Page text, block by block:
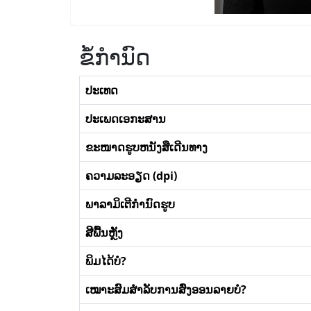
ຂໍ້ກໍານົດ
ປະເທດ
ປະເພດເອກະສານ
ຂະໜາດຮູບຫນັງສືເດີນທາງ
ຄວາມລະອຽດ (dpi)
ພາລາມິເຕີກໍານົດຮູບ
ສີພື້ນຫຼັງ
ພິມໄດ້ບໍ?
ເໝາະສົມສໍາລັບການສົ່ງອອນລາຍບໍ?